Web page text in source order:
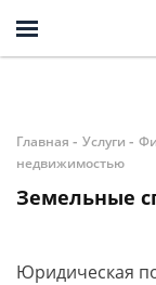
Главная - Услуги -
недвижимостью
Земельные
Юридическая